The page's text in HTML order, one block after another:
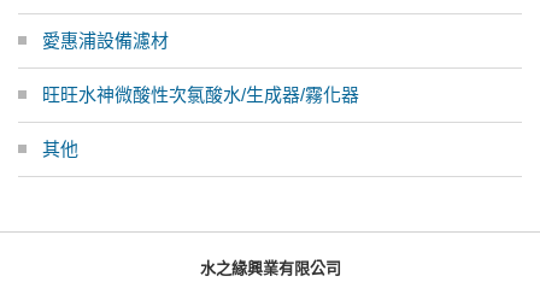
愛惠浦設備濾材
旺旺水神微酸性次氯酸水/生成器/霧化器
其他
水之緣興業有限公司